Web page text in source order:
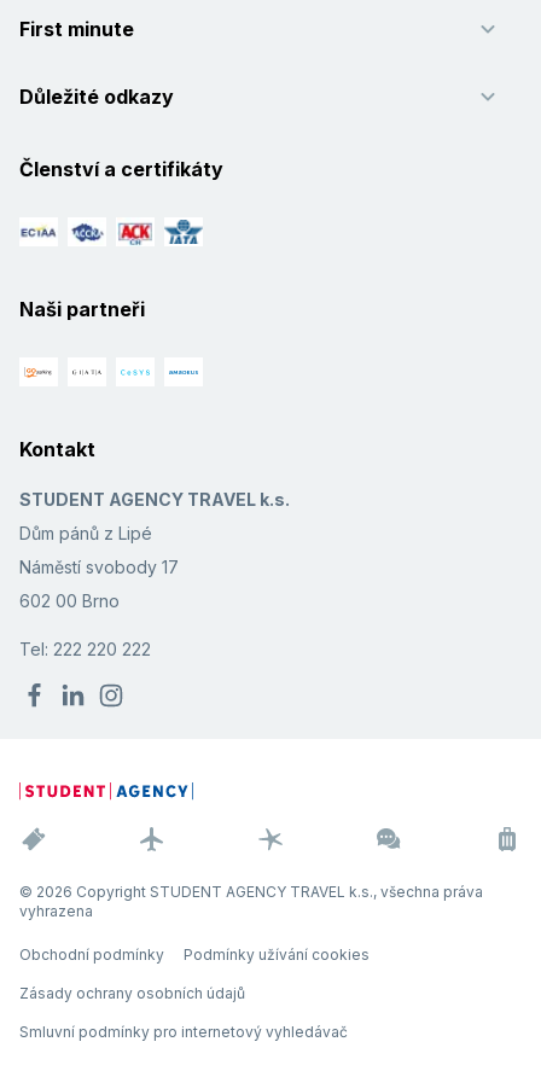
First minute
Důležité odkazy
Členství a certifikáty
Naši partneři
Kontakt
STUDENT AGENCY TRAVEL k.s.
Dům pánů z Lipé
Náměstí svobody 17
602 00 Brno
Tel: 222 220 222
© 2026 Copyright STUDENT AGENCY TRAVEL k.s., všechna práva
vyhrazena
Obchodní podmínky Podmínky užívání cookies
Zásady ochrany osobních údajů
Smluvní podmínky pro internetový vyhledávač